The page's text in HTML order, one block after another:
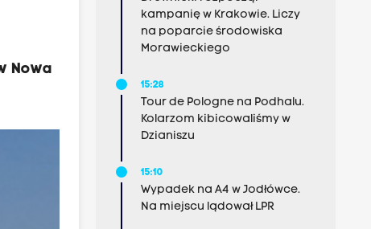
Nowa
kampanię w Krakowie. Liczy
na poparcie środowiska
Morawieckiego
15:28
Tour de Pologne na Podhalu.
Kolarzom kibicowaliśmy w
Dzianiszu
15:10
Wypadek na A4 w Jodłówce.
Na miejscu lądował LPR